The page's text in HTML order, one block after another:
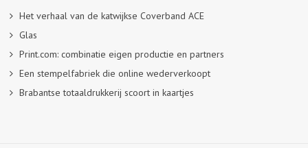
Het verhaal van de katwijkse Coverband ACE
Glas
Print.com: combinatie eigen productie en partners
Een stempelfabriek die online wederverkoopt
Brabantse totaaldrukkerij scoort in kaartjes